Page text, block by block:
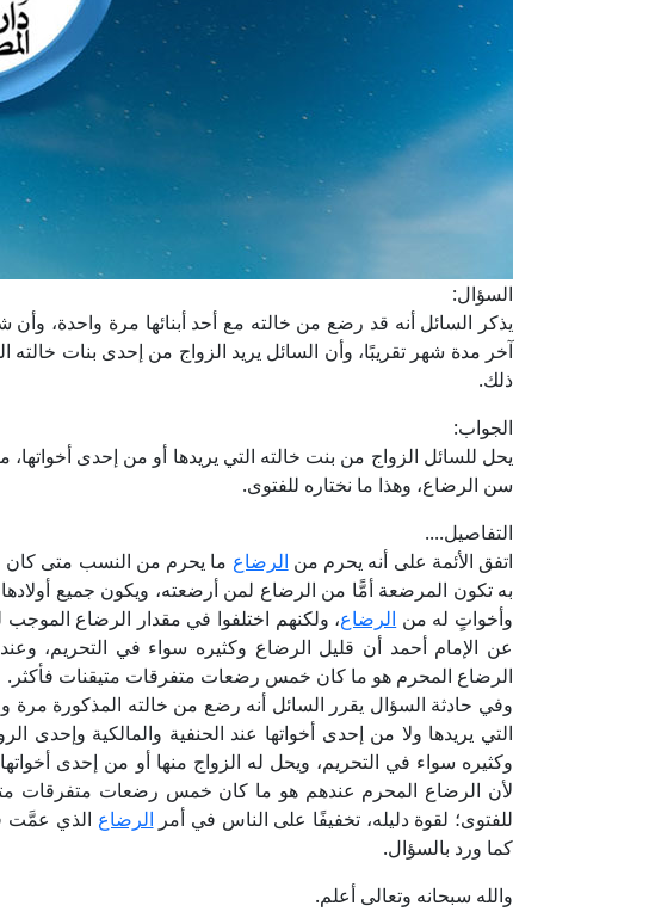
السؤال:
يذكر السائل أنه قد رضع من خالته مع أحد أبنائها مرة واحدة،
آخر مدة شهر تقريبًا، وأن السائل يريد الزواج من إحدى بنات
ذلك.
الجواب:
يحل للسائل الزواج من بنت خالته التي يريدها أو من إحدى أخواتها،
سن الرضاع، وهذا ما نختاره للفتوى.
التفاصيل....
اتفق الأئمة على أنه يحرم من الرضاع ما يحرم من النسب متى كان
به تكون المرضعة أمًّا من الرضاع لمن أرضعته، ويكون جميع
وأخواتٍ له من الرضاع، ولكنهم اختلفوا في مقدار الرضاع الموجب
عن الإمام أحمد أن قليل الرضاع وكثيره سواء في التحريم،
الرضاع المحرم هو ما كان خمس رضعات متفرقات متيقنات فأكثر.
وفي حادثة السؤال يقرر السائل أنه رضع من خالته المذكورة مرة
التي يريدها ولا من إحدى أخواتها عند الحنفية والمالكية وإحدى
وكثيره سواء في التحريم، ويحل له الزواج منها أو من إحدى
لأن الرضاع المحرم عندهم هو ما كان خمس رضعات متفرقات
للفتوى؛ لقوة دليله، تخفيفًا على الناس في أمر الرضاع الذي عمَّت
كما ورد بالسؤال.
والله سبحانه وتعالى أعلم.